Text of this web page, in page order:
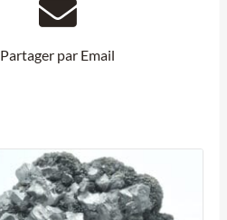
Partager par Email